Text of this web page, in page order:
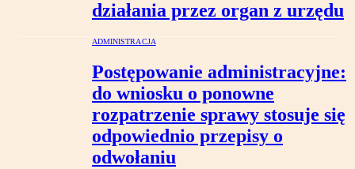
działania przez organ z urzędu
ADMINISTRACJA
Postępowanie administracyjne:
do wniosku o ponowne
rozpatrzenie sprawy stosuje się
odpowiednio przepisy o
odwołaniu